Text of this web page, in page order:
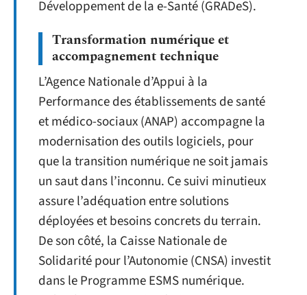
Développement de la e-Santé (GRADeS).
Transformation numérique et
accompagnement technique
L’Agence Nationale d’Appui à la
Performance des établissements de santé
et médico-sociaux (ANAP) accompagne la
modernisation des outils logiciels, pour
que la transition numérique ne soit jamais
un saut dans l’inconnu. Ce suivi minutieux
assure l’adéquation entre solutions
déployées et besoins concrets du terrain.
De son côté, la Caisse Nationale de
Solidarité pour l’Autonomie (CNSA) investit
dans le Programme ESMS numérique.